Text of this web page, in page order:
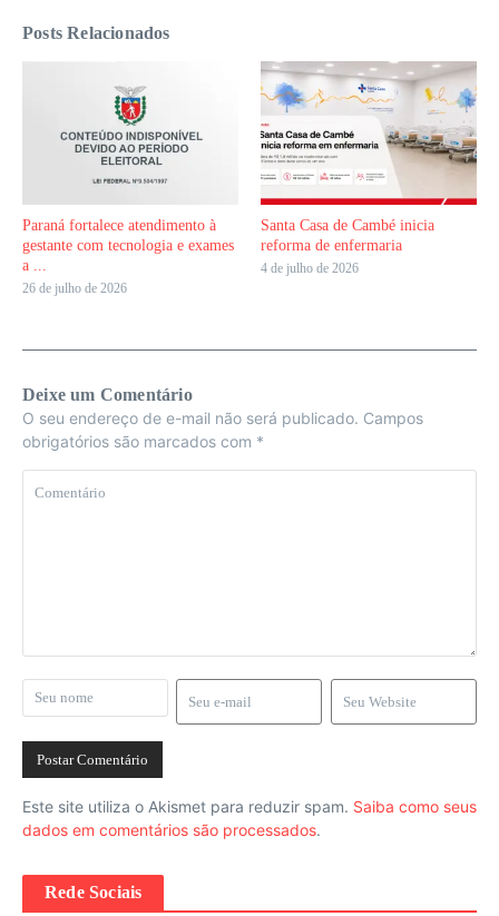
Posts Relacionados
Paraná fortalece atendimento à
gestante com tecnologia e exames
a ...
26 de julho de 2026
Santa Casa de Cambé inicia
reforma de enfermaria
4 de julho de 2026
Deixe um Comentário
O seu endereço de e-mail não será publicado. Campos
obrigatórios são marcados com *
Este site utiliza o Akismet para reduzir spam. Saiba como seus
dados em comentários são processados.
Rede Sociais